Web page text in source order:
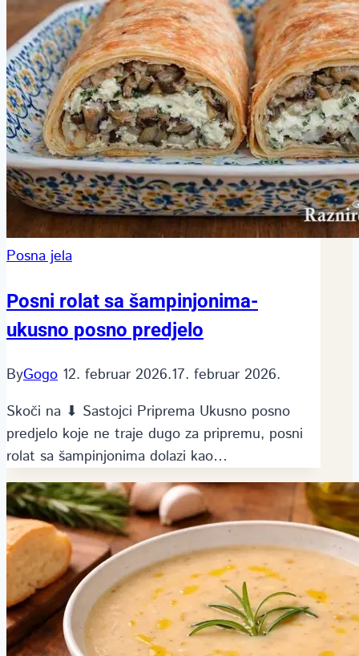
Posna jela
Posni rolat sa šampinjonima-
ukusno posno predjelo
ByGogo 12. februar 2026.17. februar 2026.
Skoči na ⬇ Sastojci Priprema Ukusno posno
predjelo koje ne traje dugo za pripremu, posni
rolat sa šampinjonima dolazi kao…